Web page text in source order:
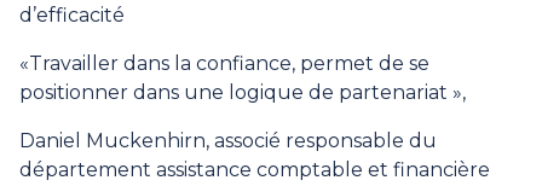
d’efficacité
«Travailler dans la confiance, permet de se
positionner dans une logique de partenariat »,
Daniel Muckenhirn, associé responsable du
département assistance comptable et financière